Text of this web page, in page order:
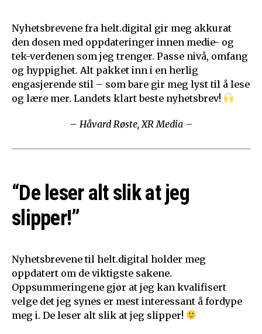
Nyhetsbrevene fra helt.digital gir meg akkurat
den dosen med oppdateringer innen medie- og
tek-verdenen som jeg trenger. Passe nivå, omfang
og hyppighet. Alt pakket inn i en herlig
engasjerende stil – som bare gir meg lyst til å lese
og lære mer. Landets klart beste nyhetsbrev!
– Håvard Røste, XR Media –
“De leser alt slik at jeg
slipper!”
Nyhetsbrevene til helt.digital holder meg
oppdatert om de viktigste sakene.
Oppsummeringene gjør at jeg kan kvalifisert
velge det jeg synes er mest interessant å fordype
meg i. De leser alt slik at jeg slipper!